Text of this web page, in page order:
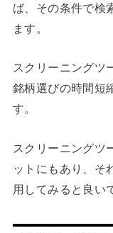
ば、その条件で検
ます。
スクリーニングツ
銘柄選びの時間短
す。
スクリーニングツ
ットにもあり、そ
用してみると良い